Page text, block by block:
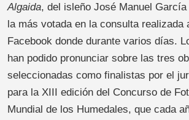
Algaida, del isleño José Manuel
la más votada en la consulta realizada
Facebook donde durante varios días.
han podido pronunciar sobre las tres
seleccionadas como finalistas por el
para la XIII edición del Concurso de
Mundial de los Humedales, que cada